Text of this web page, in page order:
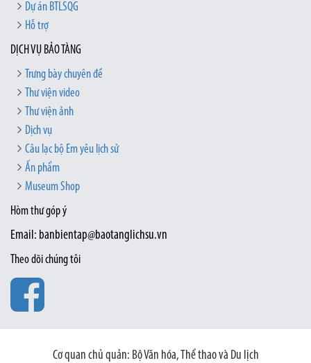
Dự án BTLSQG
Hỗ trợ
DỊCH VỤ BẢO TÀNG
Trưng bày chuyên đề
Thư viện video
Thư viện ảnh
Dịch vụ
Câu lạc bộ Em yêu lịch sử
Ấn phẩm
Museum Shop
Hòm thư góp ý
Email: banbientap@baotanglichsu.vn
Theo dõi chúng tôi
Cơ quan chủ quản: Bộ Văn hóa, Thể thao và Du lịch